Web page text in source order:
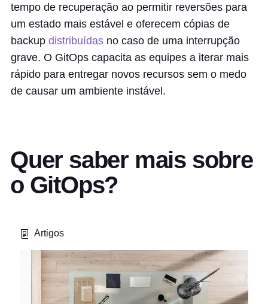
tempo de recuperação ao permitir reversões para
um estado mais estável e oferecem cópias de
backup distribuídas no caso de uma interrupção
grave. O GitOps capacita as equipes a iterar mais
rápido para entregar novos recursos sem o medo
de causar um ambiente instável.
Quer saber mais sobre
o GitOps?
Artigos